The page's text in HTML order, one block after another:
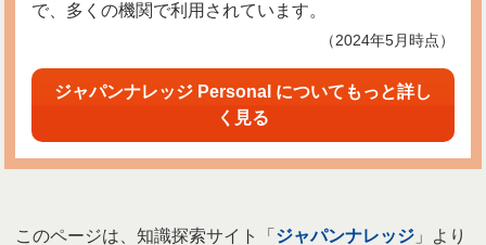
で、多くの機関で利用されています。
（2024年5月時点）
ジャパンナレッジ Personal についてもっと詳し
く見る
このページは、知識探索サイト「 ジャパンナレッジ 」より